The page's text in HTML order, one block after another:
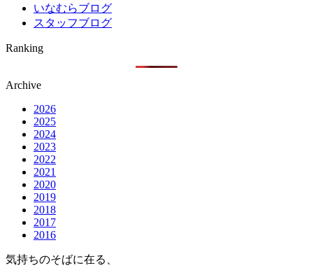
いなむらブログ
スタッフブログ
Ranking
Archive
2026
2025
2024
2023
2022
2021
2020
2019
2018
2017
2016
気持ちのそばに在る、